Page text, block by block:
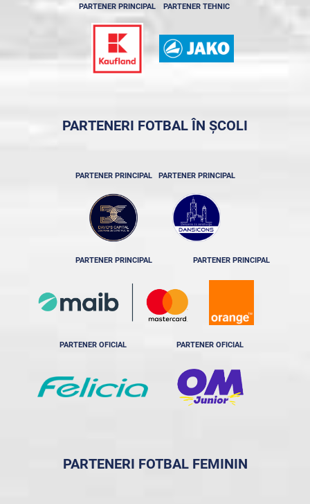
PARTENER PRINCIPAL PARTENER TEHNIC
PARTENERI FOTBAL ÎN ȘCOLI
PARTENER PRINCIPAL PARTENER PRINCIPAL
PARTENER PRINCIPAL PARTENER PRINCIPAL
PARTENER OFICIAL PARTENER OFICIAL
PARTENERI FOTBAL FEMININ